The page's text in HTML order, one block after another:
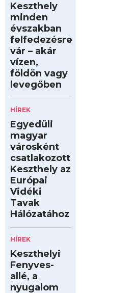
Keszthely
minden
évszakban
felfedezésre
vár – akár
vízen,
földön vagy
levegőben
HÍREK
Egyedüli
magyar
városként
csatlakozott
Keszthely az
Európai
Vidéki
Tavak
Hálózatához
HÍREK
Keszthelyi
Fenyves-
allé, a
nyugalom